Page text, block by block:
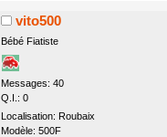
vito500
Bébé Fiatiste
Messages: 40
Q.I.: 0
Localisation: Roubaix
Modèle: 500F